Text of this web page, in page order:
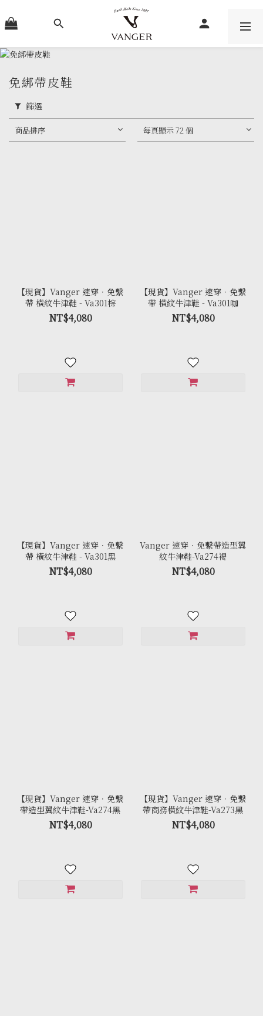
免綁帶皮鞋
篩選
商品排序 每頁顯示 72 個
【現貨】Vanger 速穿．免繫
帶 橫紋牛津鞋 - Va301棕
NT$4,080
【現貨】Vanger 速穿．免繫
帶 橫紋牛津鞋 - Va301咖
NT$4,080
【現貨】Vanger 速穿．免繫
帶 橫紋牛津鞋 - Va301黑
NT$4,080
Vanger 速穿．免繫帶造型翼
紋牛津鞋-Va274褐
NT$4,080
【現貨】Vanger 速穿．免繫
帶造型翼紋牛津鞋-Va274黑
NT$4,080
【現貨】Vanger 速穿．免繫
帶商務橫紋牛津鞋-Va273黑
NT$4,080